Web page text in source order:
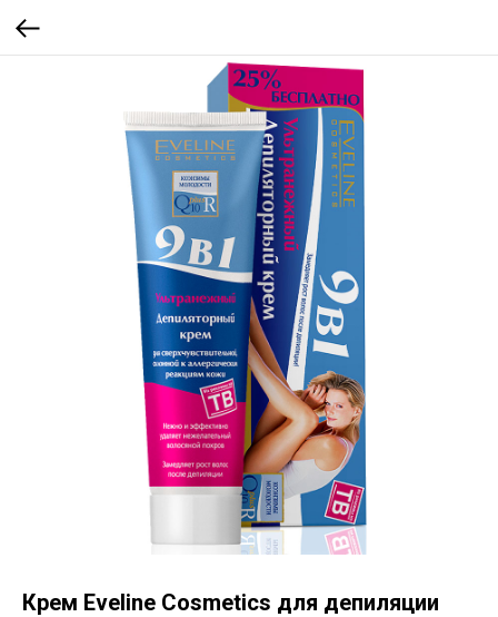
Крем Eveline Cosmetics для депиляции